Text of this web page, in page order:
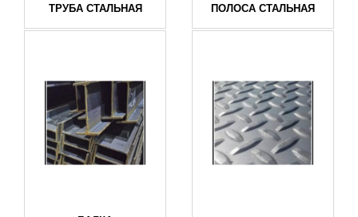
ТРУБА СТАЛЬНАЯ ПОЛОСА СТАЛЬНАЯ